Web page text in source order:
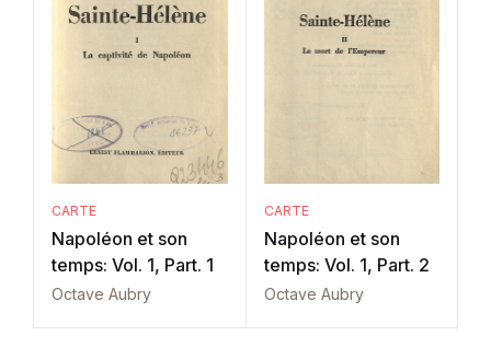
CARTE
Napoléon et son
temps: Vol. 1, Part. 1
Octave Aubry
CARTE
Napoléon et son
temps: Vol. 1, Part. 2
Octave Aubry